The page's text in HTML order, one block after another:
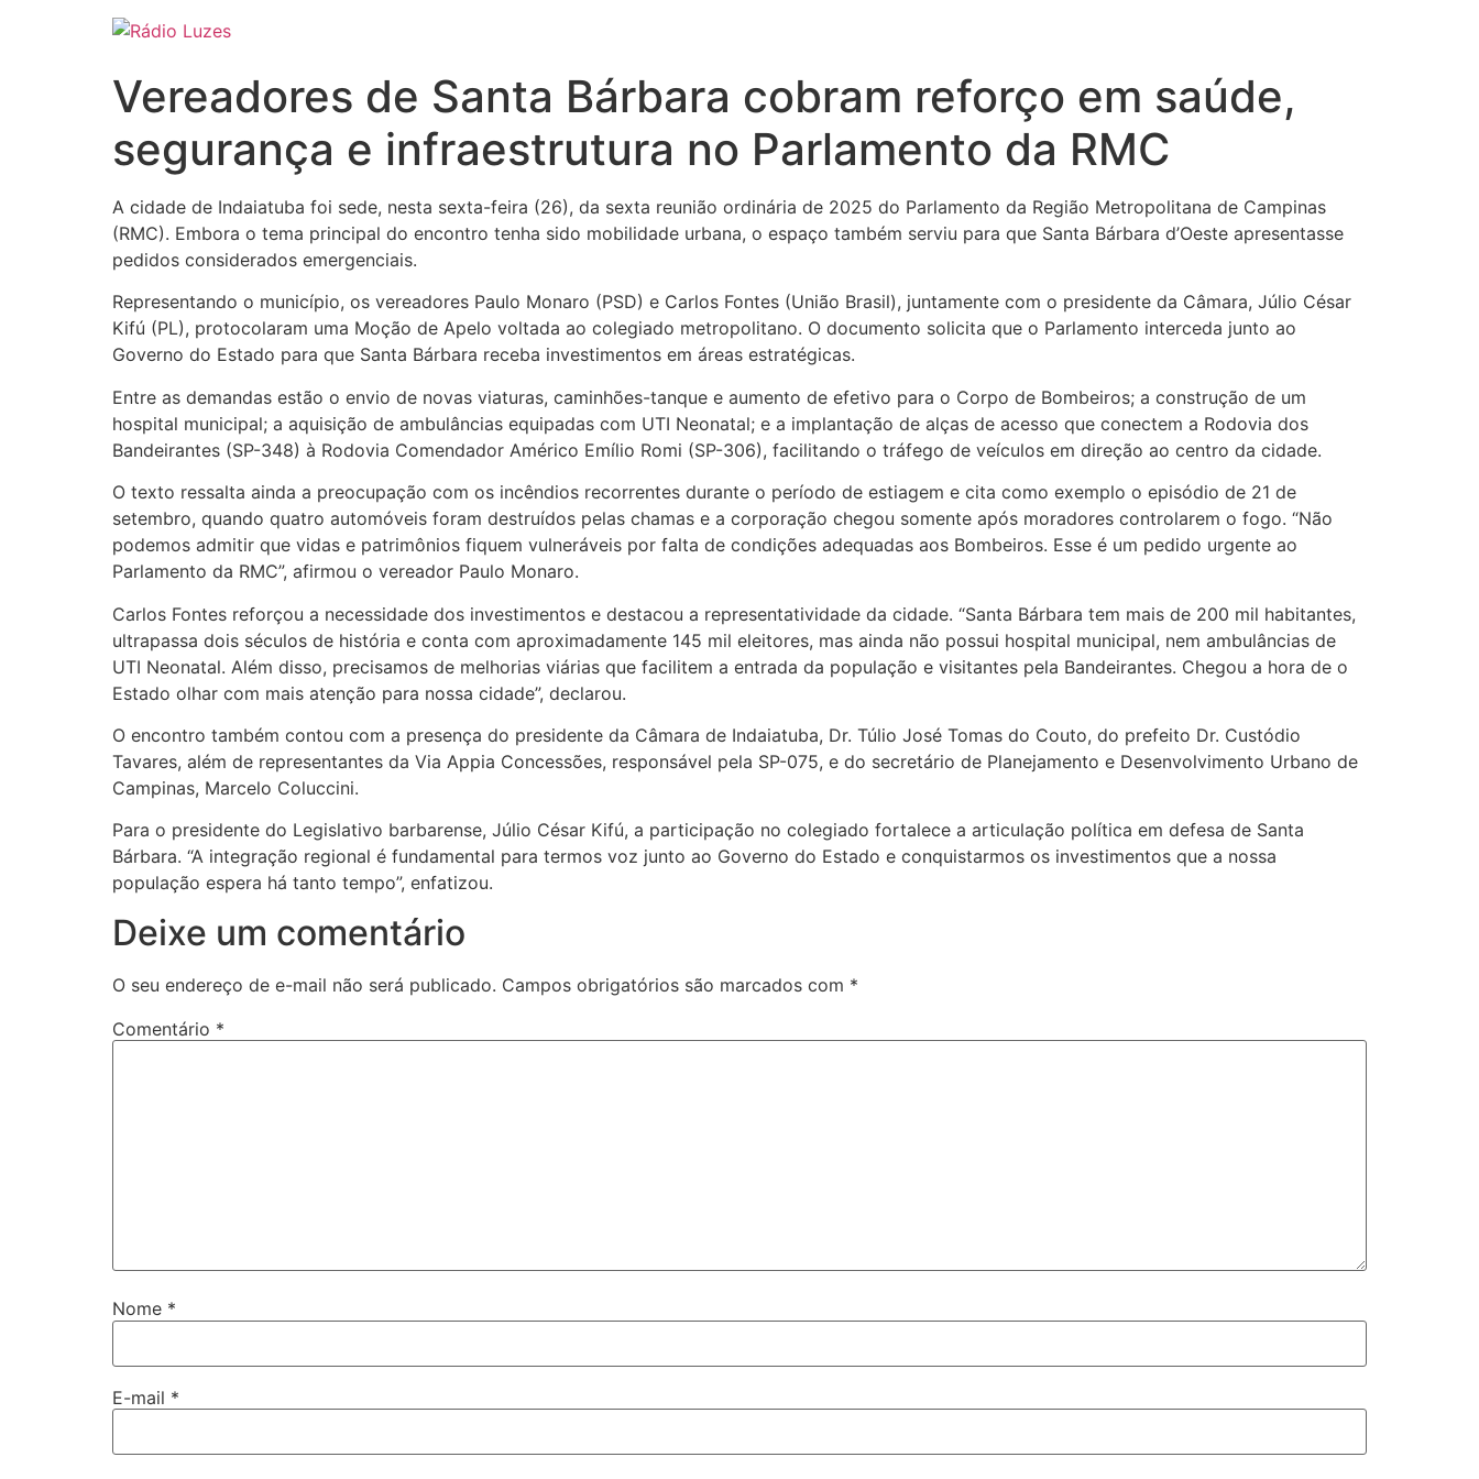
Vereadores de Santa Bárbara cobram reforço em saúde,
segurança e infraestrutura no Parlamento da RMC
A cidade de Indaiatuba foi sede, nesta sexta-feira (26), da sexta reunião ordinária de 2025 do Parlamento da Região Metropolitana de Campinas
(RMC). Embora o tema principal do encontro tenha sido mobilidade urbana, o espaço também serviu para que Santa Bárbara d’Oeste apresentasse
pedidos considerados emergenciais.
Representando o município, os vereadores Paulo Monaro (PSD) e Carlos Fontes (União Brasil), juntamente com o presidente da Câmara, Júlio César
Kifú (PL), protocolaram uma Moção de Apelo voltada ao colegiado metropolitano. O documento solicita que o Parlamento interceda junto ao
Governo do Estado para que Santa Bárbara receba investimentos em áreas estratégicas.
Entre as demandas estão o envio de novas viaturas, caminhões-tanque e aumento de efetivo para o Corpo de Bombeiros; a construção de um
hospital municipal; a aquisição de ambulâncias equipadas com UTI Neonatal; e a implantação de alças de acesso que conectem a Rodovia dos
Bandeirantes (SP-348) à Rodovia Comendador Américo Emílio Romi (SP-306), facilitando o tráfego de veículos em direção ao centro da cidade.
O texto ressalta ainda a preocupação com os incêndios recorrentes durante o período de estiagem e cita como exemplo o episódio de 21 de
setembro, quando quatro automóveis foram destruídos pelas chamas e a corporação chegou somente após moradores controlarem o fogo. “Não
podemos admitir que vidas e patrimônios fiquem vulneráveis por falta de condições adequadas aos Bombeiros. Esse é um pedido urgente ao
Parlamento da RMC”, afirmou o vereador Paulo Monaro.
Carlos Fontes reforçou a necessidade dos investimentos e destacou a representatividade da cidade. “Santa Bárbara tem mais de 200 mil habitantes,
ultrapassa dois séculos de história e conta com aproximadamente 145 mil eleitores, mas ainda não possui hospital municipal, nem ambulâncias de
UTI Neonatal. Além disso, precisamos de melhorias viárias que facilitem a entrada da população e visitantes pela Bandeirantes. Chegou a hora de o
Estado olhar com mais atenção para nossa cidade”, declarou.
O encontro também contou com a presença do presidente da Câmara de Indaiatuba, Dr. Túlio José Tomas do Couto, do prefeito Dr. Custódio
Tavares, além de representantes da Via Appia Concessões, responsável pela SP-075, e do secretário de Planejamento e Desenvolvimento Urbano de
Campinas, Marcelo Coluccini.
Para o presidente do Legislativo barbarense, Júlio César Kifú, a participação no colegiado fortalece a articulação política em defesa de Santa
Bárbara. “A integração regional é fundamental para termos voz junto ao Governo do Estado e conquistarmos os investimentos que a nossa
população espera há tanto tempo”, enfatizou.
Deixe um comentário
O seu endereço de e-mail não será publicado. Campos obrigatórios são marcados com *
Comentário *
Nome *
E-mail *